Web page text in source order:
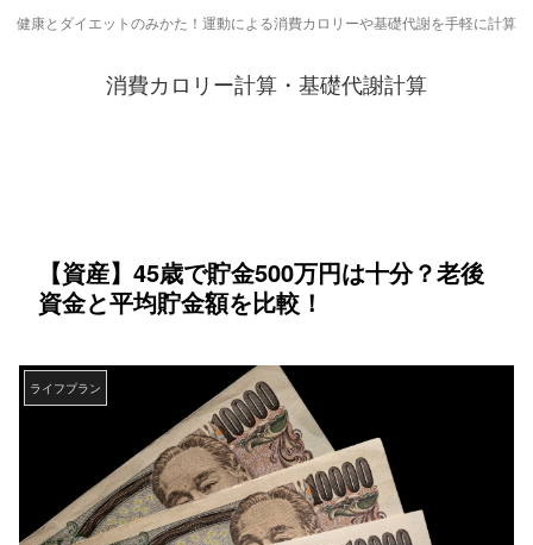
健康とダイエットのみかた！運動による消費カロリーや基礎代謝を手軽に計算
消費カロリー計算・基礎代謝計算
【資産】45歳で貯金500万円は十分？老後
資金と平均貯金額を比較！
ライフプラン